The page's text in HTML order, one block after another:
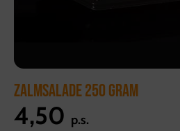
ZALMSALADE 250 GRAM
4,50 p.s.